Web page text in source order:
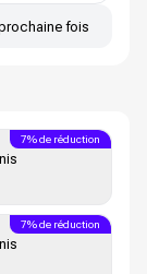
fois
7% de réduction
7% de réduction